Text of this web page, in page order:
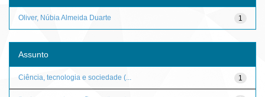
1
Oliver, Núbia Almeida Duarte
Assunto
1
Ciência, tecnologia e sociedade (...